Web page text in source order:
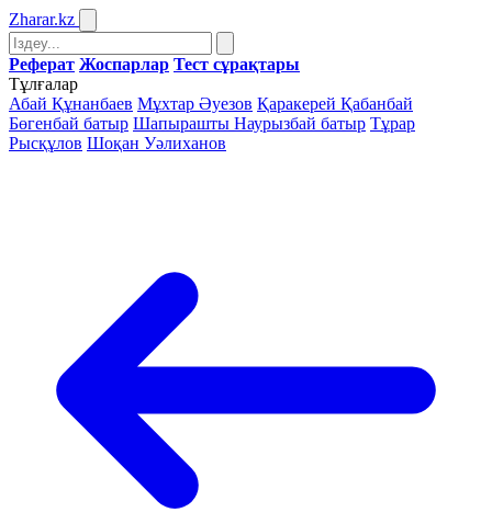
Zharar.kz
Реферат Жоспарлар Тест сұрақтары
Тұлғалар
Абай Құнанбаев Мұхтар Әуезов Қаракерей Қабанбай
Бөгенбай батыр Шапырашты Наурызбай батыр Тұрар
Рысқұлов Шоқан Уәлиханов